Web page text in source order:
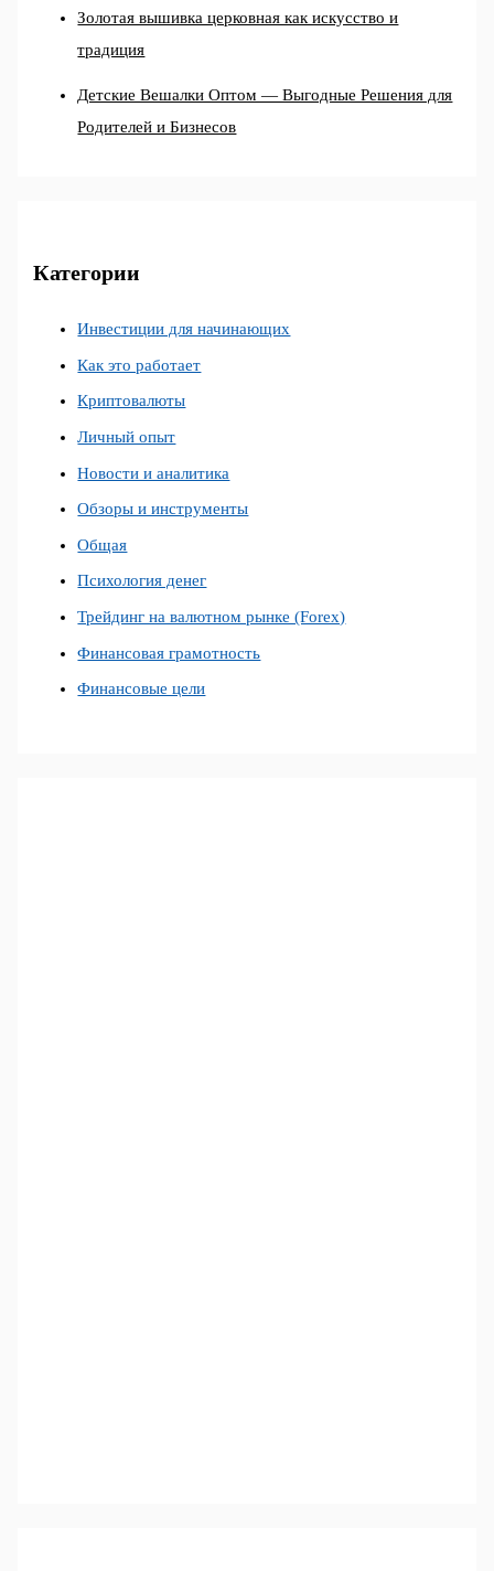
Золотая вышивка церковная как искусство и
традиция
Детские Вешалки Оптом — Выгодные Решения для
Родителей и Бизнесов
Категории
Инвестиции для начинающих
Как это работает
Криптовалюты
Личный опыт
Новости и аналитика
Обзоры и инструменты
Общая
Психология денег
Трейдинг на валютном рынке (Forex)
Финансовая грамотность
Финансовые цели